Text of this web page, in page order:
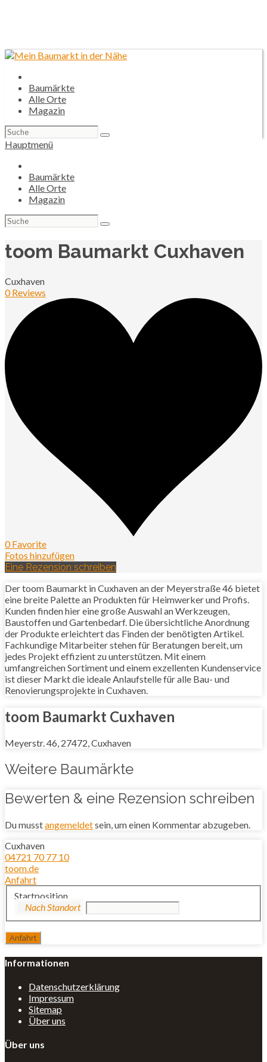
Baumärkte
Alle Orte
Magazin
Suchen
nach:
Hauptmenü
Baumärkte
Alle Orte
Magazin
Suchen
nach:
toom Baumarkt Cuxhaven
Cuxhaven
0 Reviews
0 Favorite
Fotos hinzufügen
Eine Rezension schreiben
Der toom Baumarkt in Cuxhaven an der Meyerstraße 46 bietet
eine breite Palette an Produkten für Heimwerker und Profis.
Kunden finden hier eine große Auswahl an Werkzeugen,
Baustoffen und Gartenbedarf. Die übersichtliche Anordnung
der Produkte erleichtert das Finden der benötigten Artikel.
Fachkundige Mitarbeiter stehen für Beratungen bereit, um
jedes Projekt effizient zu unterstützen. Mit einem
umfangreichen Sortiment und einem exzellenten Kundenservice
ist dieser Markt die ideale Anlaufstelle für alle Bau- und
Renovierungsprojekte in Cuxhaven.
toom Baumarkt Cuxhaven
Meyerstr. 46, 27472, Cuxhaven
Weitere Baumärkte
Bewerten & eine Rezension schreiben
Du musstangemeldetsein, um einen Kommentar abzugeben.
Cuxhaven
04721 70 77 10
toom.de
Anfahrt
Startposition
Informationen
Datenschutzerklärung
Impressum
Sitemap
Über uns
Über uns